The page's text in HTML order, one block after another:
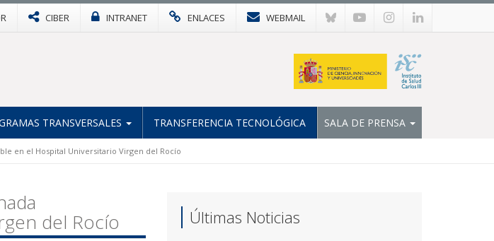
CIBER INTRANET ENLACES WEBMAIL
TRANSVERSALES TRANSFERENCIA TECNOLÓGICA SALA DE PRENSA
en el Hospital Universitario Virgen del Rocío
del Rocío Últimas Noticias